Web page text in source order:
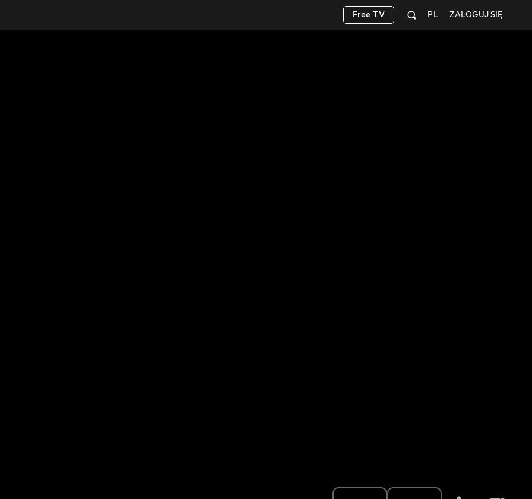
ZALOGUJ SIĘ
PL
Free TV